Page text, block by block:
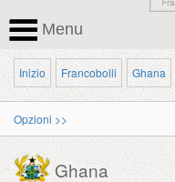
Menu
Inizio Francobolli Ghana
Opzioni >>
Ghana